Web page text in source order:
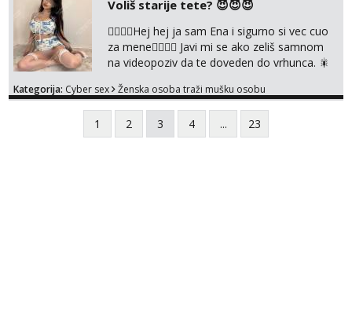
Voliš starije tete? 😈😈😈
❤️‍🔥❤️‍🔥Hej hej ja sam Ena i sigurno si vec cuo
za mene❤️‍🔥❤️‍🔥 Javi mi se ako zeliš samnom
na videopoziv da te doveden do vrhunca. 🎇
@enafriedrichkis Radim samo ONLINE I
NISTA UŽIVO!!!
Kategorija: Cyber sex Ženska osoba traži mušku osobu
1 2 3 4 ... 23